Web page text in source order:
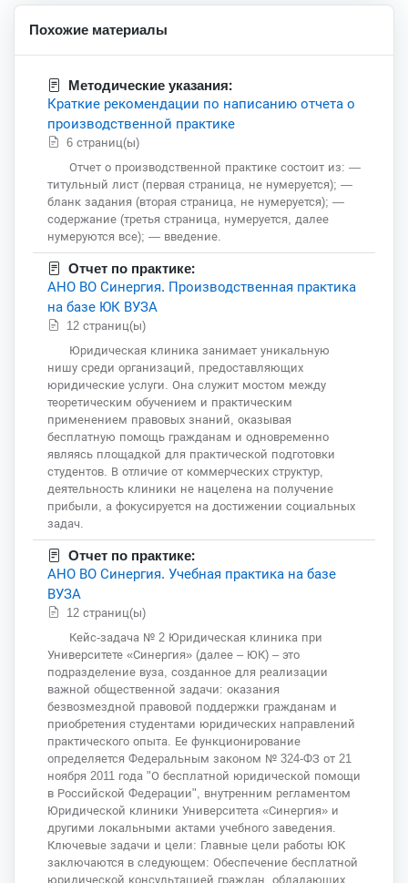
Похожие материалы
Методические указания:
Краткие рекомендации по написанию отчета о
производственной практике
6 страниц(ы)
Отчет о производственной практике состоит из: —
титульный лист (первая страница, не нумеруется); —
бланк задания (вторая страница, не нумеруется); —
содержание (третья страница, нумеруется, далее
нумеруются все); — введение.
Отчет по практике:
АНО ВО Синергия. Производственная практика
на базе ЮК ВУЗА
12 страниц(ы)
Юридическая клиника занимает уникальную
нишу среди организаций, предоставляющих
юридические услуги. Она служит мостом между
теоретическим обучением и практическим
применением правовых знаний, оказывая
бесплатную помощь гражданам и одновременно
являясь площадкой для практической подготовки
студентов. В отличие от коммерческих структур,
деятельность клиники не нацелена на получение
прибыли, а фокусируется на достижении социальных
задач.
Отчет по практике:
АНО ВО Синергия. Учебная практика на базе
ВУЗА
12 страниц(ы)
Кейс-задача № 2 Юридическая клиника при
Университете «Синергия» (далее – ЮК) – это
подразделение вуза, созданное для реализации
важной общественной задачи: оказания
безвозмездной правовой поддержки гражданам и
приобретения студентами юридических направлений
практического опыта. Ее функционирование
определяется Федеральным законом № 324-ФЗ от 21
ноября 2011 года "О бесплатной юридической помощи
в Российской Федерации", внутренним регламентом
Юридической клиники Университета «Синергия» и
другими локальными актами учебного заведения.
Ключевые задачи и цели: Главные цели работы ЮК
заключаются в следующем: Обеспечение бесплатной
юридической консультацией граждан, обладающих